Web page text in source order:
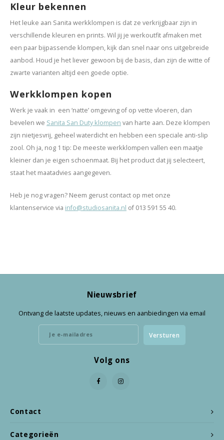
Kleur bekennen
Het leuke aan Sanita werkklompen is dat ze verkrijgbaar zijn in
verschillende kleuren en prints. Wil jij je werkoutfit afmaken met
een paar bijpassende klompen, kijk dan snel naar ons uitgebreide
aanbod. Houd je het liever gewoon bij de basis, dan zijn de witte of
zwarte varianten altijd een goede optie.
Werkklompen kopen
Werk je vaak in een ‘natte’ omgeving of op vette vloeren, dan
bevelen we Sanita San Duty klompen van harte aan. Deze klompen
zijn nietjesvrij, geheel waterdicht en hebben een speciale anti-slip
zool. Oh ja, nog 1 tip: De meeste werkklompen vallen een maatje
kleiner dan je eigen schoenmaat. Bij het product dat jij selecteert,
staat het maatadvies aangegeven.
Heb je nog vragen? Neem gerust contact op met onze
klantenservice via info@studiosanita.nl of 013 591 55 40.
Contact
Nieuwsbrief
Ontvang de laatste updates, nieuws en aanbiedingen via email
Versturen
Volg ons
Categorieën